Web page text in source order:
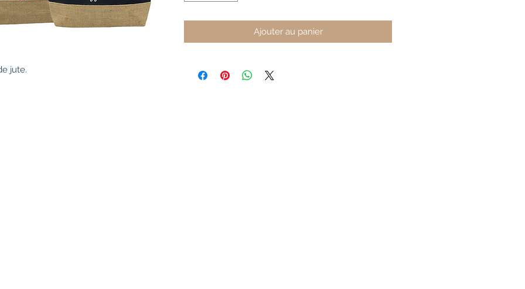
jute.
Ajouter au panier